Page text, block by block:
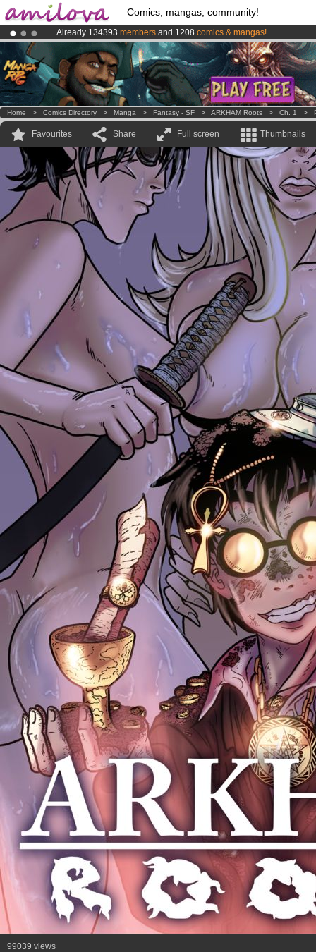
Comics, mangas, community!
Already 134393 members and 1208 comics & mangas!.
AmilovaKickstarter is now LIVE!.
Premium membership from3.95 euros per month !Get membership
Home > Comics Directory > Manga > Fantasy - SF > ARKHAM Roots > Ch. 1 >
Favourites Share Full screen Thumbnails
99039 views